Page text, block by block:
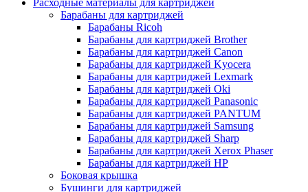
Расходные материалы для картриджей
Барабаны для картриджей
Барабаны Ricoh
Барабаны для картриджей Brother
Барабаны для картриджей Canon
Барабаны для картриджей Kyocera
Барабаны для картриджей Lexmark
Барабаны для картриджей Oki
Барабаны для картриджей Panasonic
Барабаны для картриджей PANTUM
Барабаны для картриджей Samsung
Барабаны для картриджей Sharp
Барабаны для картриджей Xerox Phaser
Барабаны для картриджей НР
Боковая крышка
Бушинги для картриджей